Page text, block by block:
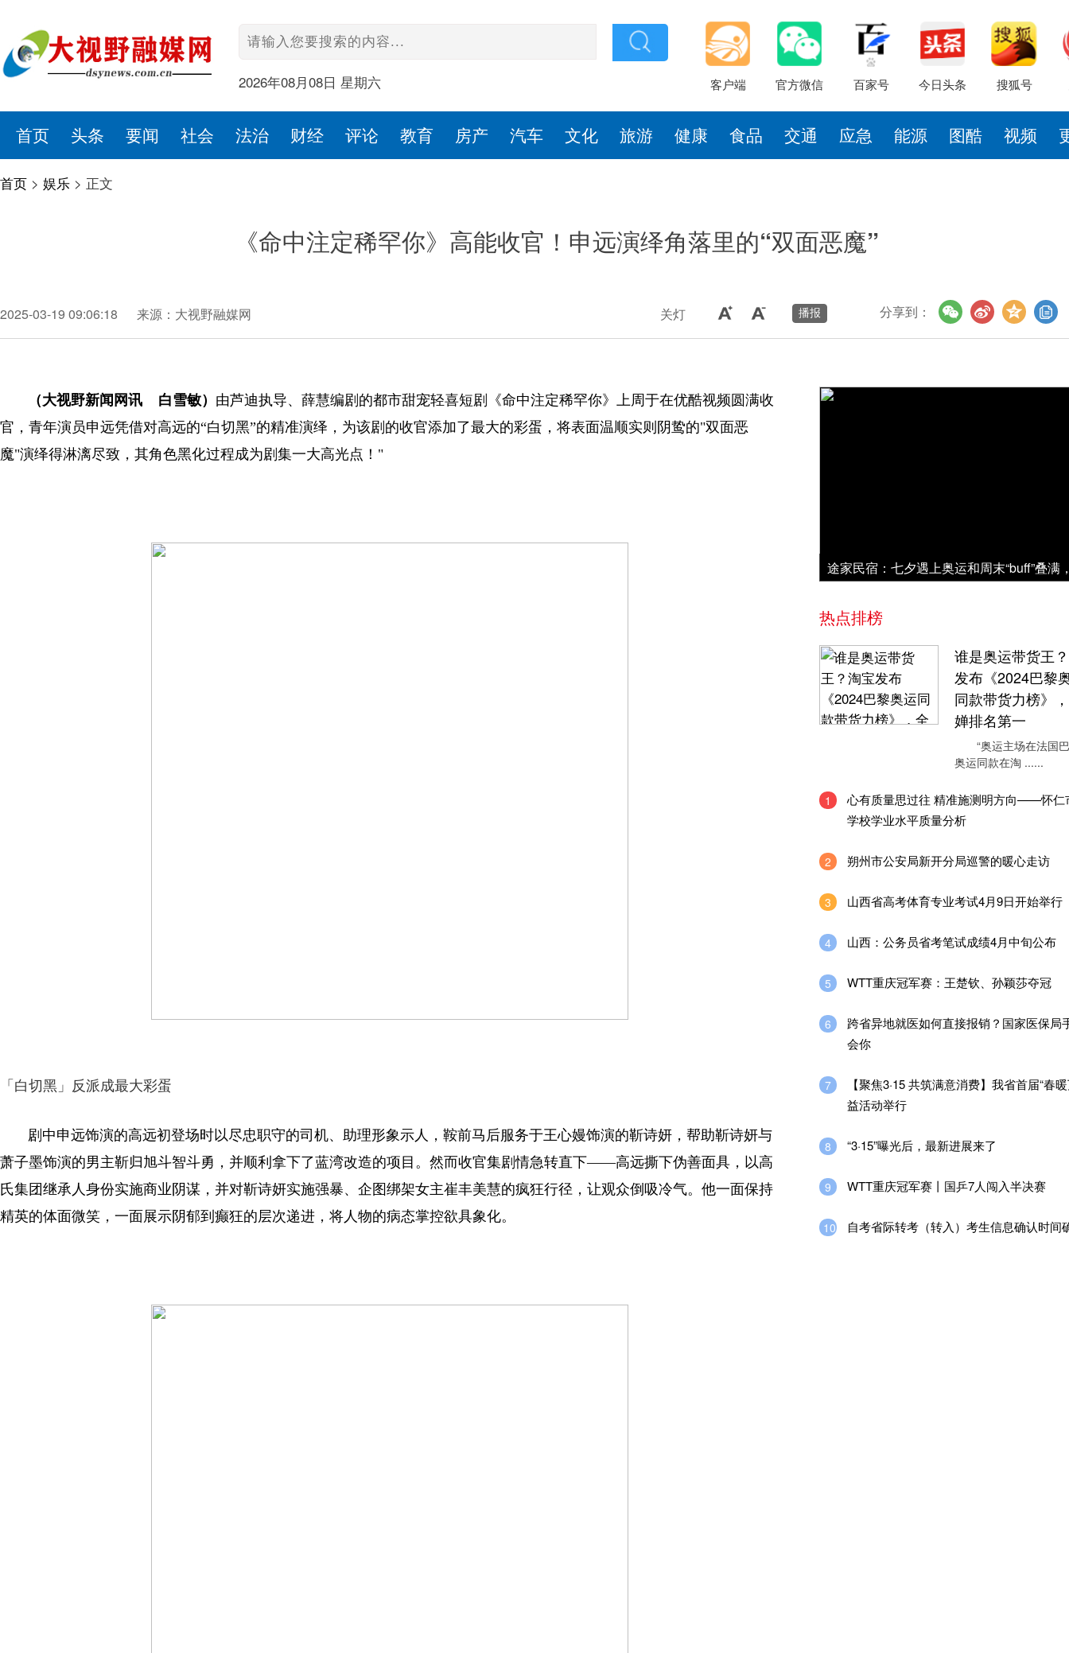
2026年08月08日 星期六 客户端 官方微信 百家号 今日头条 搜狐号
首页 头条 要闻 社会 法治 财经 评论 教育 房产 汽车 文化 旅游 健康 食品 交通 应急 能源 图酷 视频
首页 > 娱乐 > 正文
《命中注定稀罕你》高能收官！申远演绎角落里的“双面恶魔”
2025-03-19 09:06:18 来源：大视野融媒网 关灯 分享到：
（大视野新闻网讯 白雪敏） 由芦迪执导、薛慧编剧的都市甜宠轻喜短剧《命中注定稀罕你》上周于在优酷视频圆满收
官，青年演员申远凭借对高远的“白切黑”的精准演绎，为该剧的收官添加了最大的彩蛋，将表面温顺实则阴鸷的"双面恶
魔"演绎得淋漓尽致，其角色黑化过程成为剧集一大高光点！"
「白切黑」反派成最大彩蛋
剧中申远饰演的高远初登场时以尽忠职守的司机、助理形象示人，鞍前马后服务于王心嫚饰演的靳诗妍，帮助靳诗妍与
萧子墨饰演的男主靳归旭斗智斗勇，并顺利拿下了蓝湾改造的项目。然而收官集剧情急转直下——高远撕下伪善面具，以高
氏集团继承人身份实施商业阴谋，并对靳诗妍实施强暴、企图绑架女主崔丰美慧的疯狂行径，让观众倒吸冷气。他一面保持
精英的体面微笑，一面展示阴郁到癫狂的层次递进，将人物的病态掌控欲具象化。
热点排榜
谁是奥运带货王
发布《2024巴黎
同款带货力榜》
婵排名第一
“奥运主场在法国
奥运同款在淘 ......
1
心有质量思过往 精准施测明方向——怀仁
学校学业水平质量分析
2 朔州市公安局新开分局巡警的暖心走访
3 山西省高考体育专业考试4月9日开始举行
4 山西：公务员省考笔试成绩4月中旬公布
5 WTT重庆冠军赛：王楚钦、孙颖莎夺冠
6
跨省异地就医如何直接报销？国家医保局
会你
7
【聚焦3·15 共筑满意消费】我省首届“春
益活动举行
8 “3·15”曝光后，最新进展来了
9 WTT重庆冠军赛丨国乒7人闯入半决赛
10 自考省际转考（转入）考生信息确认时间